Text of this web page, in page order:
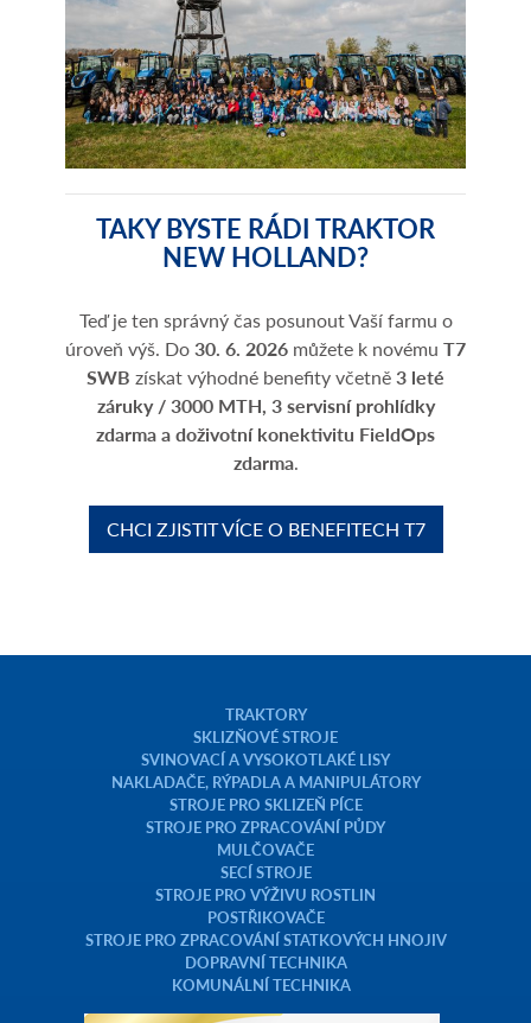
TAKY BYSTE RÁDI TRAKTOR
NEW HOLLAND?
Teď je ten správný čas posunout Vaší farmu o
úroveň výš. Do30. 6. 2026 můžete k novému T7
SWB získat výhodné benefity včetně3 leté
záruky / 3000 MTH, 3 servisní prohlídky
zdarma a doživotní konektivitu FieldOps
zdarma.
CHCI ZJISTIT VÍCE O BENEFITECH T7
TRAKTORY
SKLIZŇOVÉ STROJE
SVINOVACÍ A VYSOKOTLAKÉ LISY
NAKLADAČE, RÝPADLA A MANIPULÁTORY
STROJE PRO SKLIZEŇ PÍCE
STROJE PRO ZPRACOVÁNÍ PŮDY
MULČOVAČE
SECÍ STROJE
STROJE PRO VÝŽIVU ROSTLIN
POSTŘIKOVAČE
STROJE PRO ZPRACOVÁNÍ STATKOVÝCH HNOJIV
DOPRAVNÍ TECHNIKA
KOMUNÁLNÍ TECHNIKA